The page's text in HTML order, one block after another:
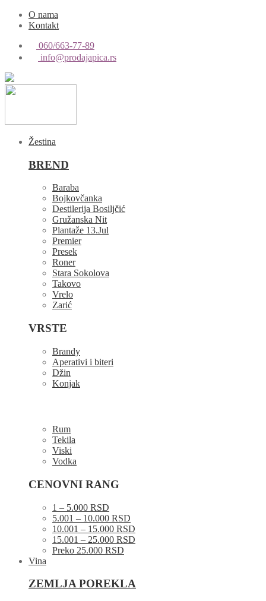
O nama
Kontakt
060/663-77-89
info@prodajapica.rs
Žestina
BREND
Baraba
Bojkovčanka
Destilerija Bosiljčić
Gružanska Nit
Plantaže 13.Jul
Premier
Presek
Roner
Stara Sokolova
Takovo
Vrelo
Zarić
VRSTE
Brandy
Aperativi i biteri
Džin
Konjak
Rum
Tekila
Viski
Vodka
CENOVNI RANG
1 – 5.000 RSD
5.001 – 10.000 RSD
10.001 – 15.000 RSD
15.001 – 25.000 RSD
Preko 25.000 RSD
Vina
ZEMLJA POREKLA